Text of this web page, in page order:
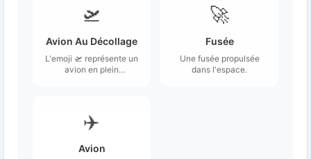
🛫
Avion Au Décollage
L'emoji 🛫 représente un
avion en plein
🚀
Fusée
Une fusée propulsée
dans l'espace.
✈️
Avion